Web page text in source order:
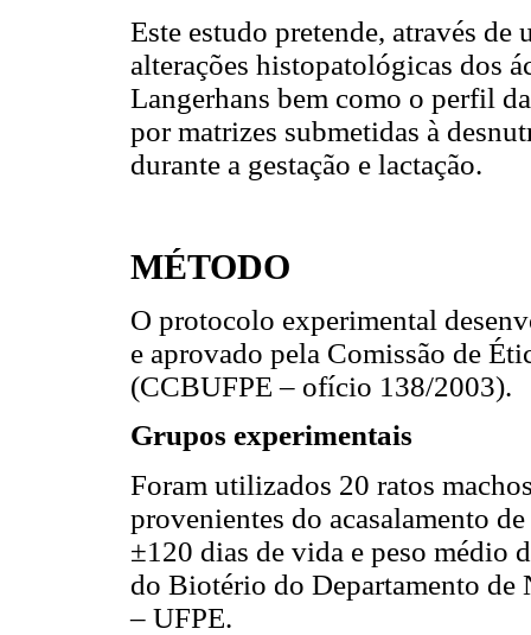
Este estudo pretende, através
alterações histopatológicas dos
Langerhans bem como o perfil
por matrizes submetidas à
durante a gestação e lactação.
MÉTODO
O protocolo experimental
e aprovado pela Comissão de
(CCBUFPE – ofício 138/2003).
Grupos experimentais
Foram utilizados 20 ratos
provenientes do acasalamento
±120 dias de vida e peso médio
do Biotério do Departamento de
– UFPE.